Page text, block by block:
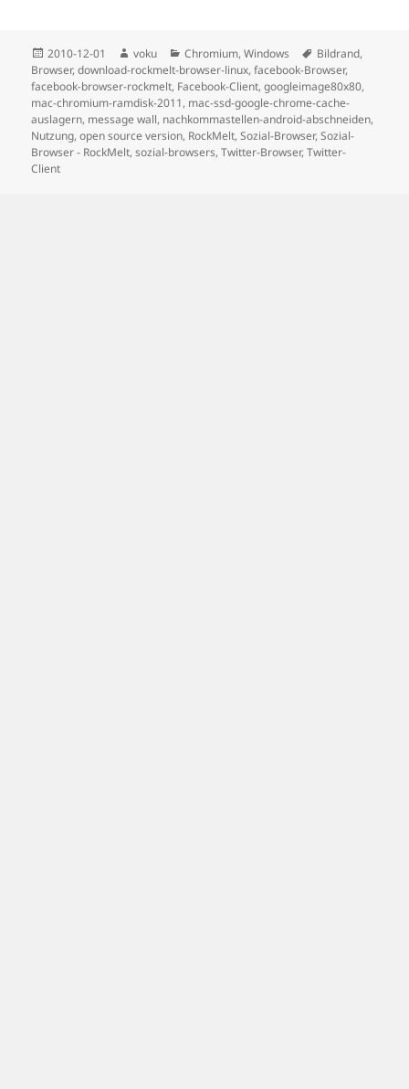
Posted
on
2010-12-01 Author
voku Categories
Chromium,Windows Tags
Bildrand,
Browser,download-rockmelt-browser-linux,facebook-Browser,
facebook-browser-rockmelt, Facebook-Client,googleimage80x80,
mac-chromium-ramdisk-2011, mac-ssd-google-chrome-cache-
auslagern, message wall, nachkommastellen-android-abschneiden,
Nutzung,open source version, RockMelt,Sozial-Browser,Sozial-
Browser - RockMelt,sozial-browsers,Twitter-Browser,Twitter-
Client